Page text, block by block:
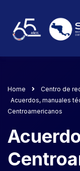
Home Centro de
Acuerdos, manuales
Centroamericanos